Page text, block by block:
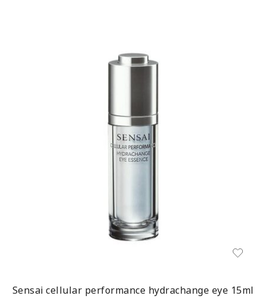
Sensai cellular performance hydrachange eye 15ml